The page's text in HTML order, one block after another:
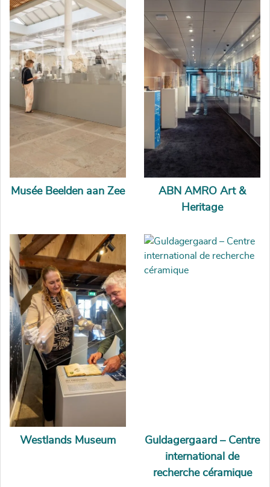
Musée Beelden aan Zee
ABN AMRO Art &
Heritage
Westlands Museum
Guldagergaard – Centre
international de
recherche céramique